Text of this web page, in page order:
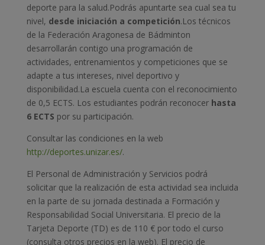
deporte para la salud.Podrás apuntarte sea cual sea tu
nivel, desde iniciación a competición.Los técnicos
de la Federación Aragonesa de Bádminton
desarrollarán contigo una programación de
actividades, entrenamientos y competiciones que se
adapte a tus intereses, nivel deportivo y
disponibilidad.La escuela cuenta con el reconocimiento
de 0,5 ECTS. Los estudiantes podrán reconocer hasta
6 ECTS por su participación.
Consultar las condiciones en la web
http://deportes.unizar.es/.
El Personal de Administración y Servicios podrá
solicitar que la realización de esta actividad sea incluida
en la parte de su jornada destinada a Formación y
Responsabilidad Social Universitaria. El precio de la
Tarjeta Deporte (TD) es de 110 € por todo el curso
(consulta otros precios en la web). El precio de